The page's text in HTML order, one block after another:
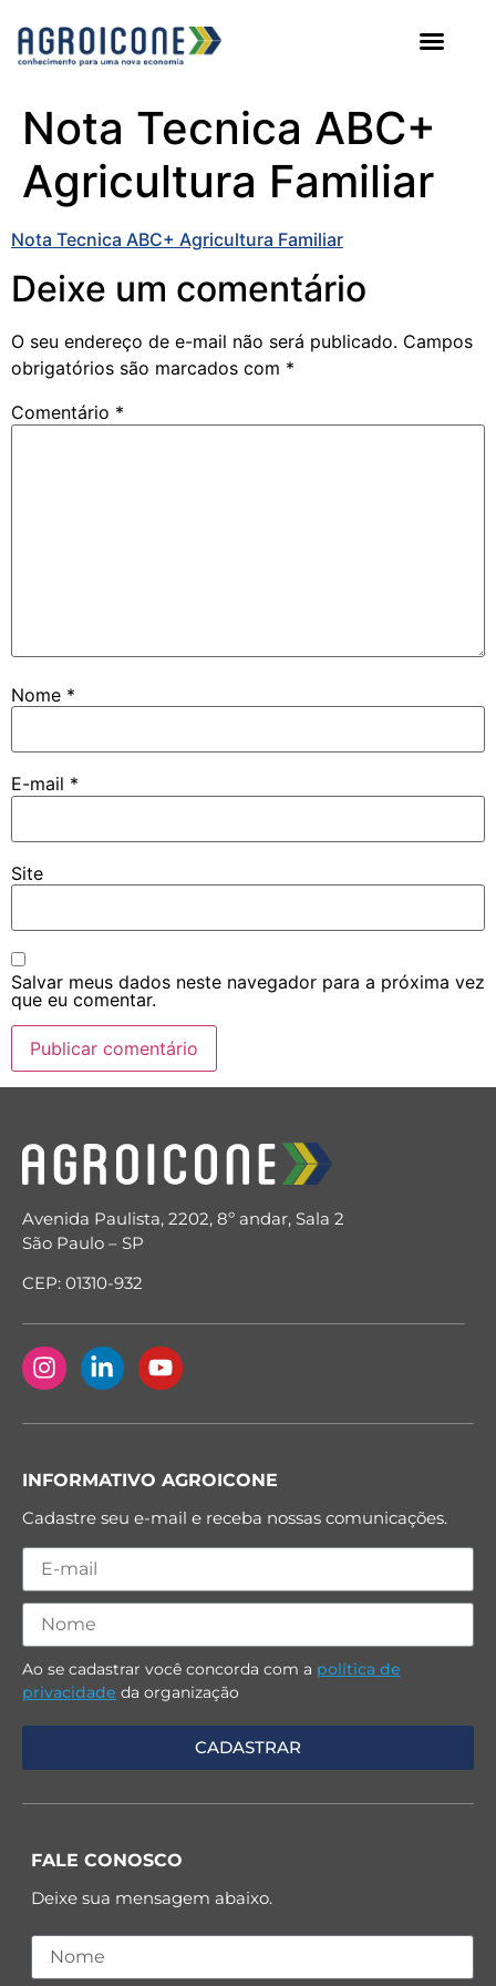
Nota Tecnica ABC+
Agricultura Familiar
Nota Tecnica ABC+ Agricultura Familiar
Deixe um comentário
O seu endereço de e-mail não será publicado. Campos
obrigatórios são marcados com *
Comentário *
Nome *
E-mail *
Site
Salvar meus dados neste navegador para a próxima vez
que eu comentar.
Avenida Paulista, 2202, 8º andar, Sala 2
São Paulo – SP
CEP: 01310-932
INFORMATIVO AGROICONE
Cadastre seu e-mail e receba nossas comunicações.
Ao se cadastrar você concorda com a política de
privacidade da organização
FALE CONOSCO
Deixe sua mensagem abaixo.